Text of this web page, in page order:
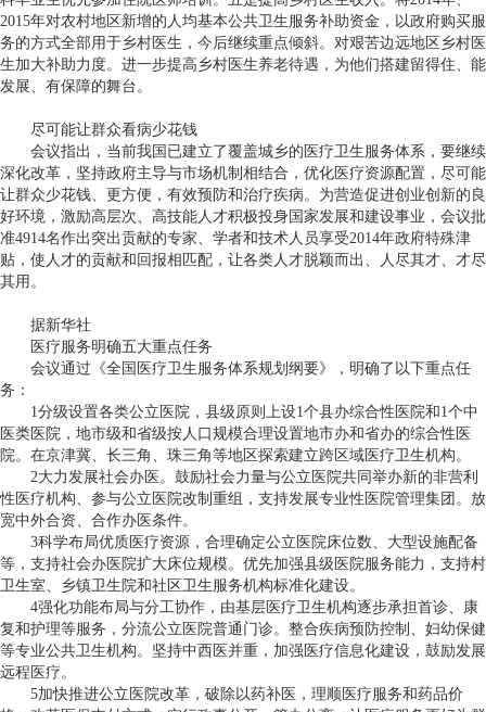
2015年对农村地区新增的人均基本公共卫生服务补助资金，以政府购买服
务的方式全部用于乡村医生，今后继续重点倾斜。对艰苦边远地区乡村医
生加大补助力度。进一步提高乡村医生养老待遇，为他们搭建留得住、能
发展、有保障的舞台。
尽可能让群众看病少花钱
会议指出，当前我国已建立了覆盖城乡的医疗卫生服务体系，要继续
深化改革，坚持政府主导与市场机制相结合，优化医疗资源配置，尽可能
让群众少花钱、更方便，有效预防和治疗疾病。为营造促进创业创新的良
好环境，激励高层次、高技能人才积极投身国家发展和建设事业，会议批
准4914名作出突出贡献的专家、学者和技术人员享受2014年政府特殊津
贴，使人才的贡献和回报相匹配，让各类人才脱颖而出、人尽其才、才尽
其用。
据新华社
医疗服务明确五大重点任务
会议通过《全国医疗卫生服务体系规划纲要》，明确了以下重点任
务：
1分级设置各类公立医院，县级原则上设1个县办综合性医院和 1个中
医类医院，地市级和省级按人口规模合理设置地市办和省办的综合性医
院。在京津冀、长三角、珠三角等地区探索建立跨区域医疗卫生机构。
2大力发展社会办医。鼓励社会力量与公立医院共同举办新的非营利
性医疗机构、参与公立医院改制重组，支持发展专业性医院管理集团。放
宽中外合资、合作办医条件。
3科学布局优质医疗资源，合理确定公立医院床位数、大型设施配备
等，支持社会办医院扩大床位规模。优先加强县级医院服务能力，支持村
卫生室、乡镇卫生院和社区卫生服务机构标准化建设。
4强化功能布局与分工协作，由基层医疗卫生机构逐步承担首诊、康
复和护理等服务，分流公立医院普通门诊。整合疾病预防控制、妇幼保健
等专业公共卫生机构。坚持中西医并重，加强医疗信息化建设，鼓励发展
远程医疗。
5加快推进公立医院改革，破除以药补医，理顺医疗服务和药品价